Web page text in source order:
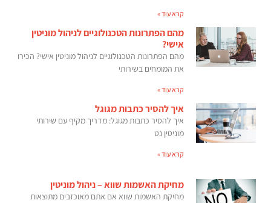
קרא עוד »
מהם הפתרונות הטכנולוגיים לניהול מוניטין
אישי?
מהם הפתרונות הטכנולוגיים לניהול מוניטין אישי? הכירו
את המומחים בשירותי
קרא עוד »
איך להסיר כתבות מגוגל
איך להסיר כתבות מגוגל: מדריך מקיף עם שירותי
מוניטין נט
קרא עוד »
מחיקת האשמות שווא – ניהול מוניטין
מחיקת האשמות שווא אם אתם מאוכזבים מתוצאות